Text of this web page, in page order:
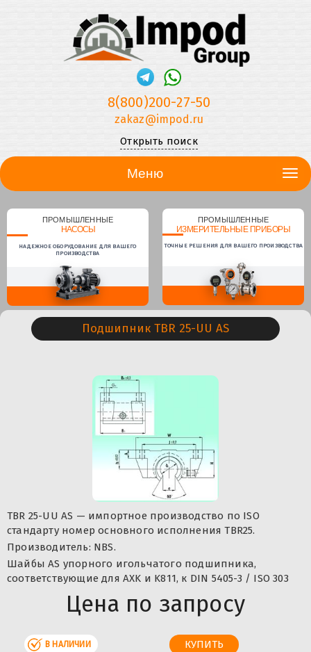
8(800)200-27-50
zakaz@impod.ru
Открыть поиск
Меню
ПРОМЫШЛЕННЫЕ
НАСОСЫ
НАДЕЖНОЕ ОБОРУДОВАНИЕ ДЛЯ ВАШЕГО
ПРОИЗВОДСТВА
ПРОМЫШЛЕННЫЕ
ИЗМЕРИТЕЛЬНЫЕ ПРИБОРЫ
ТОЧНЫЕ РЕШЕНИЯ ДЛЯ ВАШЕГО ПРОИЗВОДСТВА
Подшипник TBR 25-UU AS
TBR 25-UU AS — импортное производство по ISO
стандарту номер основного исполнения TBR25.
Производитель: NBS.
Шайбы AS упорного игольчатого подшипника,
соответствующие для AXK и K811, к DIN 5405-3 / ISO 303
Цена по запросу
В НАЛИЧИИ